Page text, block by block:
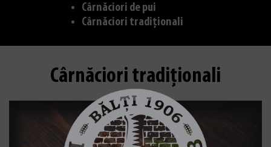
Cârnăciori de pui
Cârnăciori tradiționali
Cârnăciori tradiționali